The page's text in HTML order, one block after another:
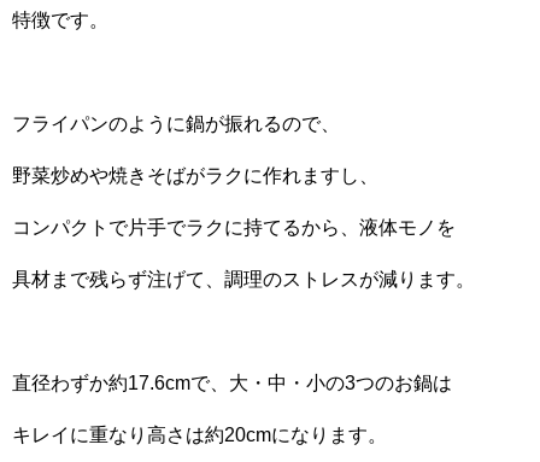
特徴です。
フライパンのように鍋が振れるので、
野菜炒めや焼きそばがラクに作れますし、
コンパクトで片手でラクに持てるから、液体モノを
具材まで残らず注げて、調理のストレスが減ります。
直径わずか約17.6cmで、大・中・小の3つのお鍋は
キレイに重なり高さは約20cmになります。